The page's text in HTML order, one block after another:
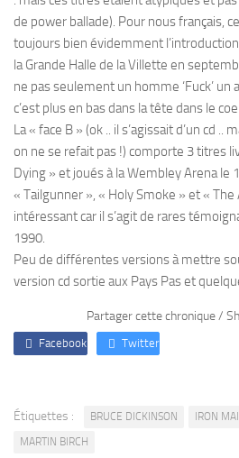
de power ballade). Pour nous français,
toujours bien évidemment
la Grande Halle de la Villette en
ne pas seulement un homme ‘Fuck’ un
c’est plus en bas dans la tête dans le
La « face B » (ok .. il s’agissait d’un cd ..
on ne se refait pas !) comporte 3 titres
Dying » et joués à la Wembley Arena le
« Tailgunner », « Holy Smoke » et « The
intéressant car il s’agit de rares
1990.
Peu de différentes versions à mettre
version cd sortie aux Pays Pas et
Partager cette chronique /
Facebook Twitter
Étiquettes : BRUCE DICKINSON IRON
MARTIN BIRCH